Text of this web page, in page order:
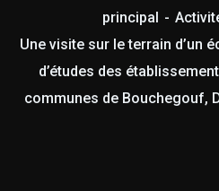
principal
Une visite sur le terrain d’un
d’études des
communes de Bouchegouf,